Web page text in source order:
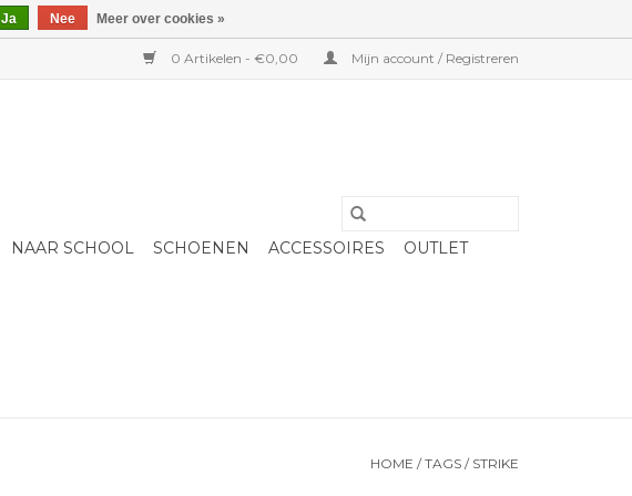
0 Artikelen - €0,00 Mijn account / Registreren
NAAR SCHOOL SCHOENEN ACCESSOIRES
OUTLET
HOME /TAGS / STRIKE
Ja Nee Meer over cookies »